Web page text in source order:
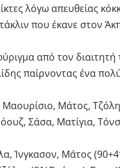
λόγω απευθείας
που έκανε στον
από τον
παίρνοντας ένα
Μάτος,
Σάσα, Ματίγια,
Ίνγκασον, Μάτος